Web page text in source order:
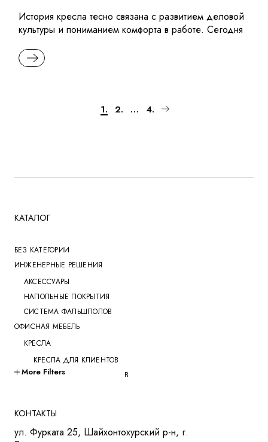
История кресла тесно связана с развитием деловой
культуры и пониманием комфорта в работе. Сегодня
READ MORE
Пагинация
1. 2. … 4.
КАТАЛОГ
БЕЗ КАТЕГОРИИ
ИНЖЕНЕРНЫЕ РЕШЕНИЯ
АКСЕССУАРЫ
НАПОЛЬНЫЕ ПОКРЫТИЯ
СИСТЕМА ФАЛЬШПОЛОВ
ОФИСНАЯ МЕБЕЛЬ
КРЕСЛА
КРЕСЛА ДЛЯ КЛИЕНТОВ
КРЕСЛА ДЛЯ ПЕРЕГОВОРОВ
КРЕСЛА ДЛЯ ТРЕНИНГОВ
МЯГКАЯ МЕБЕЛЬ
More Filters
КОНТАКТЫ
ул. Фурката 25, Шайхонтохурский р-н, г.